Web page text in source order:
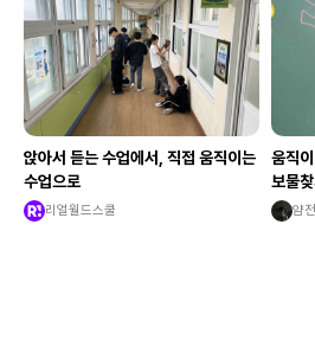
앉아서 듣는 수업에서, 직접 움직이는
수업으로
리얼월드스쿨
움직
보물찾
얌